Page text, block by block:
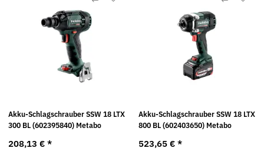
Akku-Schlagschrauber SSW 18 LTX
300 BL (602395840) Metabo
208,13 € *
Akku-Schlagschrauber SSW 18 LTX
800 BL (602403650) Metabo
523,65 € *